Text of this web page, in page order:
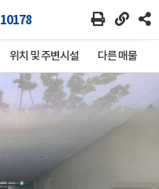
10178
위치 및 주변시설 다른 매물